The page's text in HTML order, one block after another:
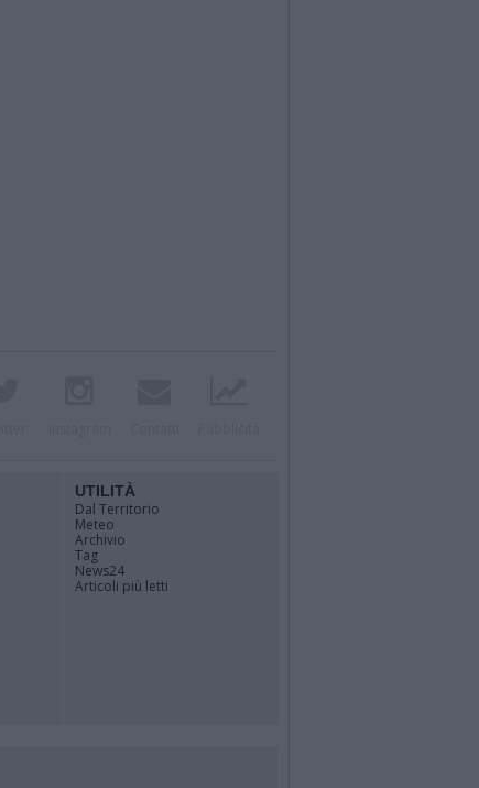
UTILITÀ
Dal Territorio
Meteo
Archivio
Tag
News24
Articoli più letti